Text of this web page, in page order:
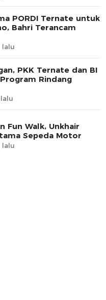
PORDI Ternate untuk
Bahri Terancam
lalu
PKK Ternate dan BI
Rindang
Fun Walk, Unkhair
Sepeda Motor
lalu